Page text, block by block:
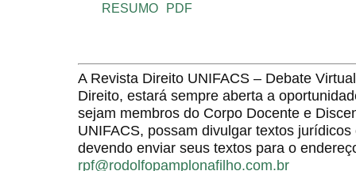
RESUMO PDF
A Revista Direito UNIFACS – Debate
Direito, estará sempre aberta a
sejam membros do Corpo Docente e
UNIFACS, possam divulgar textos
devendo enviar seus textos para o
rpf@rodolfopamplonafilho.com.br